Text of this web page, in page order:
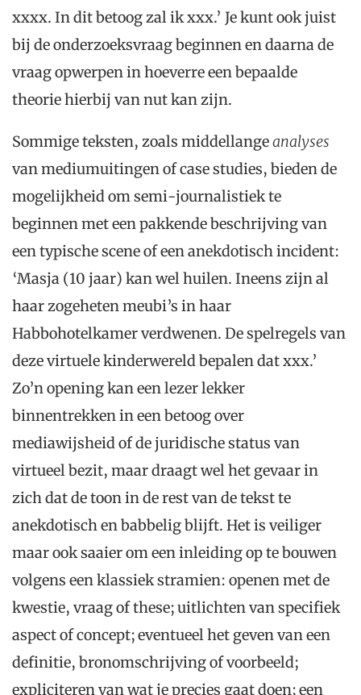
xxxx. In dit betoog zal ik xxx.’ Je kunt ook juist
bij de onderzoeksvraag beginnen en daarna de
vraag opwerpen in hoeverre een bepaalde
theorie hierbij van nut kan zijn.
Sommige teksten, zoals middellangeanalyses
van mediumuitingen of case studies, bieden de
mogelijkheid om semi-journalistiek te
beginnen met een pakkende beschrijving van
een typische scene of een anekdotisch incident:
‘Masja (10 jaar) kan wel huilen. Ineens zijn al
haar zogeheten meubi’s in haar
Habbohotelkamer verdwenen. De spelregels van
deze virtuele kinderwereld bepalen dat xxx.’
Zo’n opening kan een lezer lekker
binnentrekken in een betoog over
mediawijsheid of de juridische status van
virtueel bezit, maar draagt wel het gevaar in
zich dat de toon in de rest van de tekst te
anekdotisch en babbelig blijft. Het is veiliger
maar ook saaier om een inleiding op te bouwen
volgens een klassiek stramien: openen met de
kwestie, vraag of these; uitlichten van specifiek
aspect of concept; eventueel het geven van een
definitie, bronomschrijving of voorbeeld;
expliciteren van wat je precies gaat doen; een